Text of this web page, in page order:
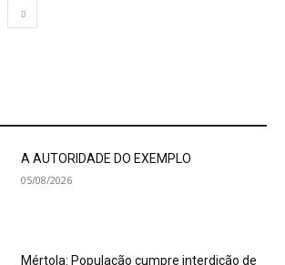
A AUTORIDADE DO EXEMPLO
05/08/2026
Mértola: População cumpre interdição de